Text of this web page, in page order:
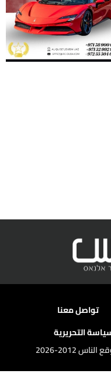
تواصل معنا
التحريرية
2026